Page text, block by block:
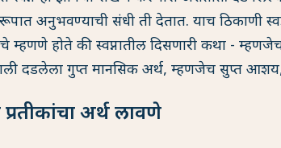
अनुभवण्याची संधी ती देतात. याच ठिकाणी
म्हणणे होते की स्वप्नातील दिसणारी कथा -
दडलेला गुप्त मानसिक अर्थ, म्हणजेच सुप्त आशय,
प्रतीकांचा अर्थ लावणे